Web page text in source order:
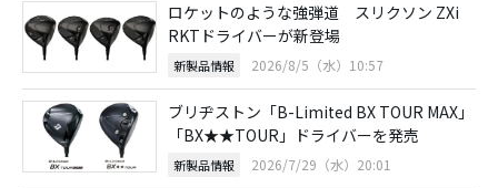
ロケットのような強弾道 スリクソン ZXi
RKTドライバーが新登場
新製品情報 2026/8/5（水）10:57
ブリヂストン「B-Limited BX TOUR MAX」
「BX★★TOUR」ドライバーを発売
新製品情報 2026/7/29（水）20:01